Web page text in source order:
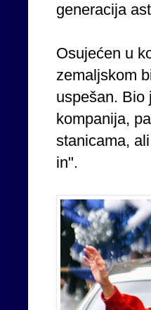
generacija
Osujećen u
zemaljskom
uspešan. Bio
kompanija,
stanicama,
in".